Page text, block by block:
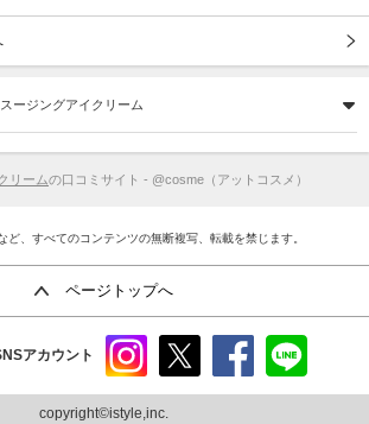
ージングアイクリーム
リームの口コミサイト - @cosme（アットコスメ）
ど、すべてのコンテンツの無断複写、転載を禁じます。
ページトップへ
アカウント
ram
copyright©istyle,inc.